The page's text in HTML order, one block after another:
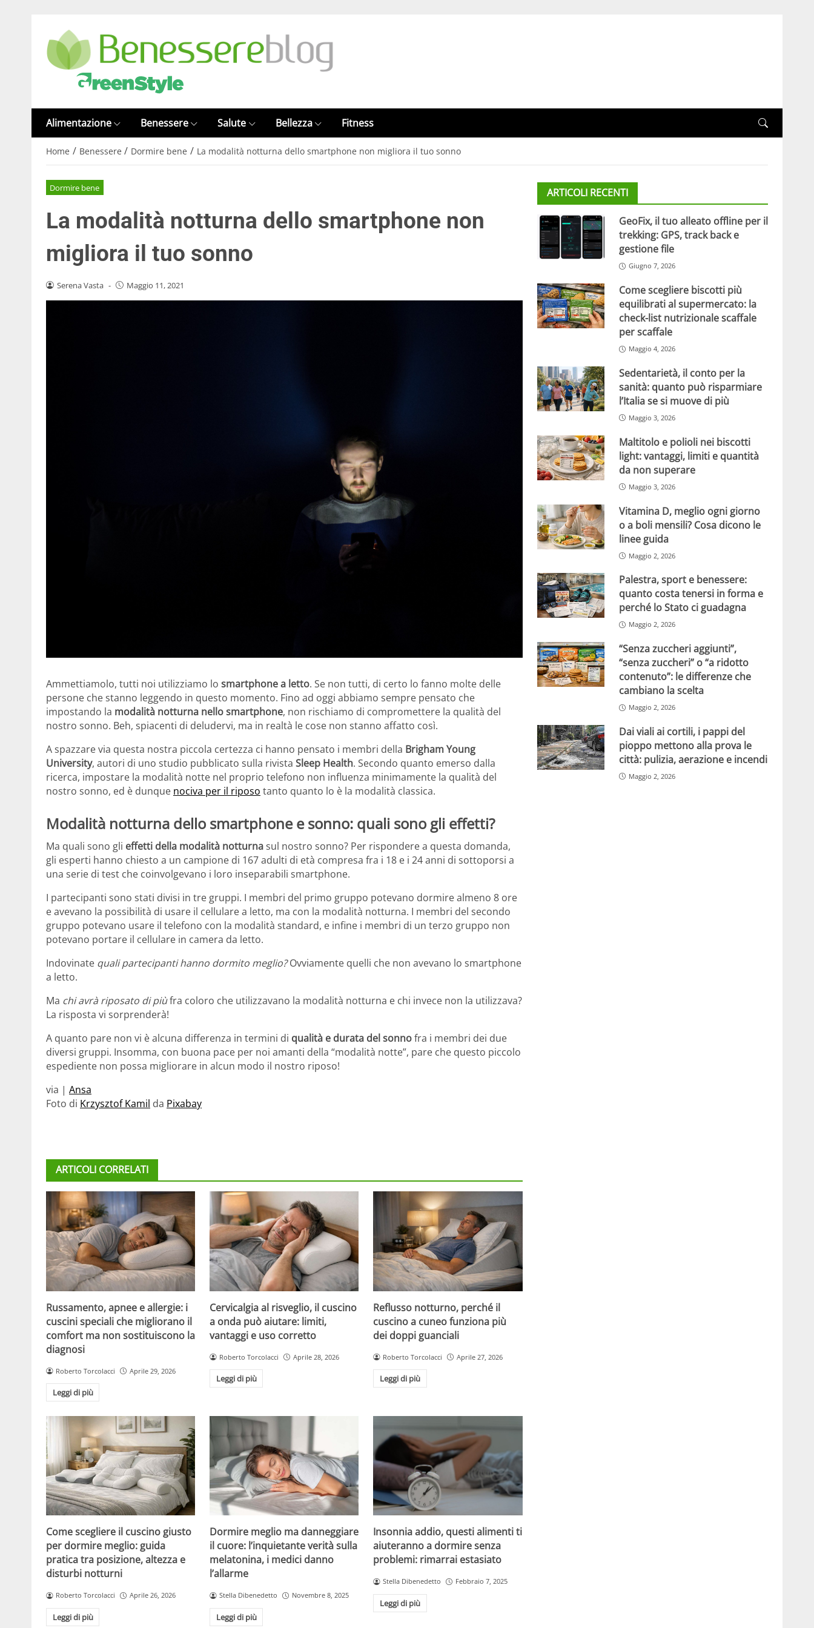
Alimentazione Benessere Salute Bellezza Fitness
Home / Benessere / Dormire bene / La modalità notturna dello smartphone non migliora il tuo sonno
Dormire bene
La modalità notturna dello smartphone non
migliora il tuo sonno
Serena Vasta - Maggio 11, 2021
Ammettiamolo, tutti noi utilizziamo lo smartphone a letto. Se non tutti, di certo lo fanno molte delle
persone che stanno leggendo in questo momento. Fino ad oggi abbiamo sempre pensato che
impostando la modalità notturna nello smartphone, non rischiamo di compromettere la qualità del
nostro sonno. Beh, spiacenti di deludervi, ma in realtà le cose non stanno affatto così.
A spazzare via questa nostra piccola certezza ci hanno pensato i membri della Brigham Young
University, autori di uno studio pubblicato sulla rivista Sleep Health. Secondo quanto emerso dalla
ricerca, impostare la modalità notte nel proprio telefono non influenza minimamente la qualità del
nostro sonno, ed è dunque nociva per il riposo tanto quanto lo è la modalità classica.
Modalità notturna dello smartphone e sonno: quali sono gli effetti?
Ma quali sono gli effetti della modalità notturnasul nostro sonno? Per rispondere a questa domanda,
gli esperti hanno chiesto a un campione di 167 adulti di età compresa fra i 18 e i 24 anni di sottoporsi a
una serie di test che coinvolgevano i loro inseparabili smartphone.
I partecipanti sono stati divisi in tre gruppi. I membri del primo gruppo potevano dormire almeno 8 ore
e avevano la possibilità di usare il cellulare a letto, ma con la modalità notturna. I membri del secondo
gruppo potevano usare il telefono con la modalità standard, e infine i membri di un terzo gruppo non
potevano portare il cellulare in camera da letto.
Indovinate quali partecipanti hanno dormito meglio?Ovviamente quelli che non avevano lo smartphone
a letto.
Ma chi avrà riposato di piùfra coloro che utilizzavano la modalità notturna e chi invece non la utilizzava?
La risposta vi sorprenderà!
A quanto pare non vi è alcuna differenza in termini di qualità e durata del sonnofra i membri dei due
diversi gruppi. Insomma, con buona pace per noi amanti della “modalità notte”, pare che questo piccolo
espediente non possa migliorare in alcun modo il nostro riposo!
via | Ansa
Foto di Krzysztof Kamil da Pixabay
ARTICOLI CORRELATI
Russamento, apnee e allergie: i
cuscini speciali che migliorano il
comfort ma non sostituiscono la
diagnosi
Roberto Torcolacci Aprile 29, 2026
Leggi di più
Cervicalgia al risveglio, il cuscino
a onda può aiutare: limiti,
vantaggi e uso corretto
Roberto Torcolacci Aprile 28, 2026
Leggi di più
Reflusso notturno, perché il
cuscino a cuneo funziona più
dei doppi guanciali
Roberto Torcolacci Aprile 27, 2026
Leggi di più
Come scegliere il cuscino giusto
per dormire meglio: guida
pratica tra posizione, altezza e
disturbi notturni
Roberto Torcolacci Aprile 26, 2026
Leggi di più
Dormire meglio ma danneggiare
il cuore: l’inquietante verità sulla
melatonina, i medici danno
l’allarme
Stella Dibenedetto Novembre 8, 2025
Leggi di più
Insonnia addio, questi alimenti ti
aiuteranno a dormire senza
problemi: rimarrai estasiato
Stella Dibenedetto Febbraio 7, 2025
Leggi di più
ARTICOLI RECENTI
GeoFix, il tuo alleato offline per il
trekking: GPS, track back e
gestione file
Giugno 7, 2026
Come scegliere biscotti più
equilibrati al supermercato: la
check-list nutrizionale scaffale
per scaffale
Maggio 4, 2026
Sedentarietà, il conto per la
sanità: quanto può risparmiare
l’Italia se si muove di più
Maggio 3, 2026
Maltitolo e polioli nei biscotti
light: vantaggi, limiti e quantità
da non superare
Maggio 3, 2026
Vitamina D, meglio ogni giorno
o a boli mensili? Cosa dicono le
linee guida
Maggio 2, 2026
Palestra, sport e benessere:
quanto costa tenersi in forma e
perché lo Stato ci guadagna
Maggio 2, 2026
“Senza zuccheri aggiunti”,
“senza zuccheri” o “a ridotto
contenuto”: le differenze che
cambiano la scelta
Maggio 2, 2026
Dai viali ai cortili, i pappi del
pioppo mettono alla prova le
città: pulizia, aerazione e incendi
Maggio 2, 2026